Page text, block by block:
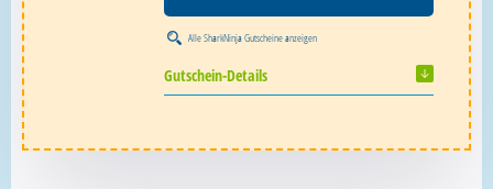
AlleSharkNinja Gutscheineanzeigen
Gutschein-Details